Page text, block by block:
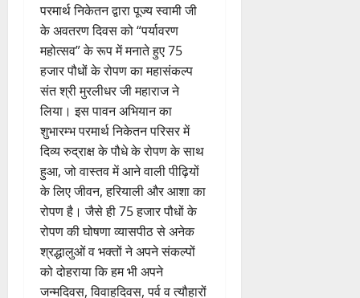
परमार्थ निकेतन द्वारा पूज्य स्वामी जी
के अवतरण दिवस को “पर्यावरण
महोत्सव” के रूप में मनाते हुए 75
हजार पौधों के रोपण का महासंकल्प
संत श्री मुरलीधर जी महाराज ने
लिया। इस पावन अभियान का
शुभारम्भ परमार्थ निकेतन परिसर में
दिव्य रुद्राक्ष के पौधे के रोपण के साथ
हुआ, जो वास्तव में आने वाली पीढ़ियों
के लिए जीवन, हरियाली और आशा का
रोपण है। जैसे ही 75 हजार पौधों के
रोपण की घोषणा व्यासपीठ से अनेक
श्रद्धालुओं व भक्तों ने अपने संकल्पों
को दोहराया कि हम भी अपने
जन्मदिवस, विवाहदिवस, पर्व व त्यौहारों